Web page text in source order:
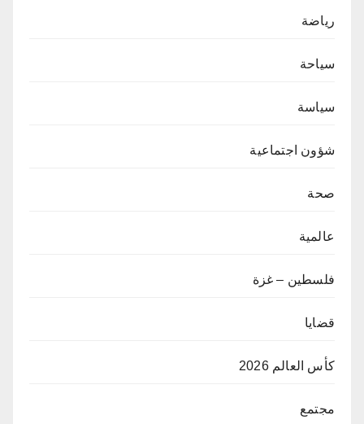
رياضة
سياحة
سياسة
شؤون اجتماعية
صحة
عالمية
فلسطين – غزة
قضايا
كأس العالم 2026
مجتمع